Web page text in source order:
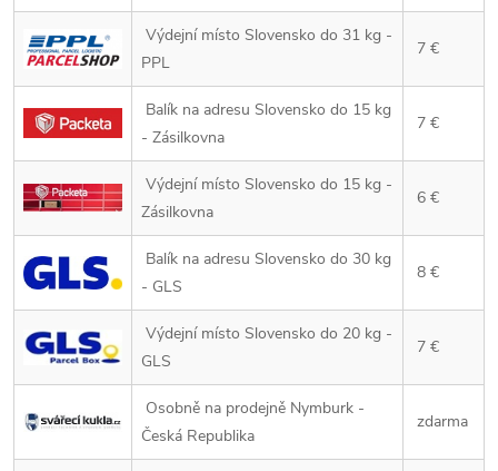
Výdejní místo Slovensko do 31 kg -
PPL
7 €
Balík na adresu Slovensko do 15 kg
- Zásilkovna
7 €
Výdejní místo Slovensko do 15 kg -
Zásilkovna
6 €
Balík na adresu Slovensko do 30 kg
- GLS
8 €
Výdejní místo Slovensko do 20 kg -
GLS
7 €
Osobně na prodejně Nymburk -
Česká Republika
zdarma